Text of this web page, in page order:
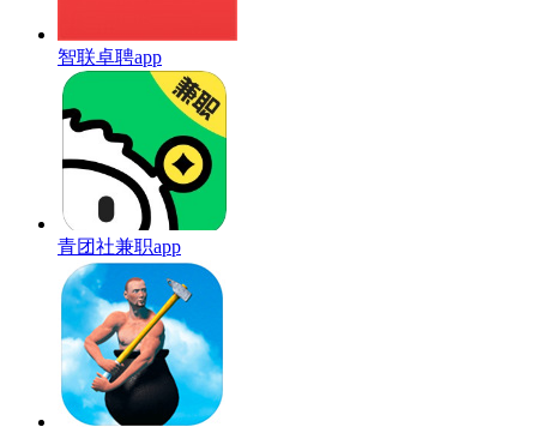
智联卓聘app
青团社兼职app